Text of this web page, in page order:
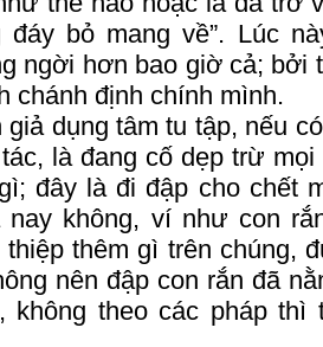
đáy bỏ mang về”. Lúc
ngời hơn bao giờ cả; bởi
chánh định chính mình.
giả dụng tâm tu tập, nếu
là đang cố dẹp trừ
đây là đi đập cho chết
nay không, ví như con
thiệp thêm gì trên chúng,
nên đập con rắn đã
không theo các pháp